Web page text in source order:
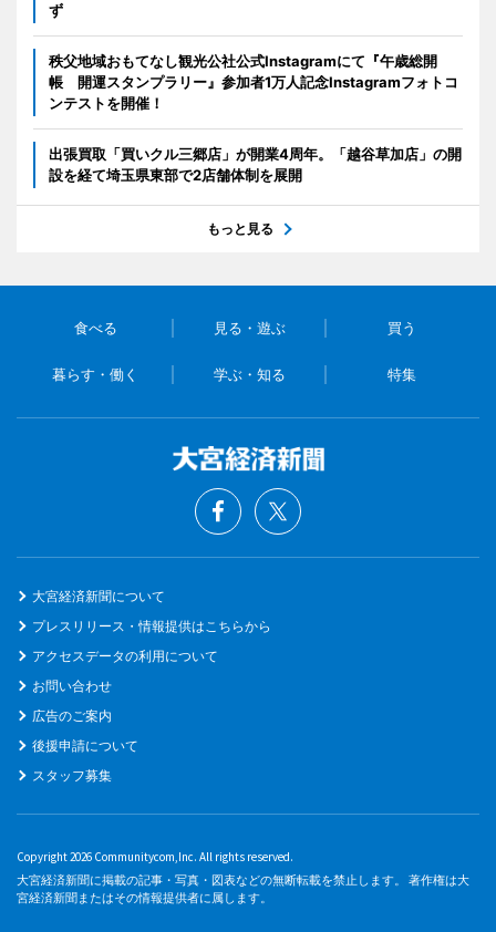
ず
秩父地域おもてなし観光公社公式Instagramにて『午歳総開
帳 開運スタンプラリー』参加者1万人記念Instagramフォトコ
ンテストを開催！
出張買取「買いクル三郷店」が開業4周年。「越谷草加店」の開
設を経て埼玉県東部で2店舗体制を展開
もっと見る
食べる 見る・遊ぶ 買う
暮らす・働く 学ぶ・知る 特集
大宮経済新聞について
プレスリリース・情報提供はこちらから
アクセスデータの利用について
お問い合わせ
広告のご案内
後援申請について
スタッフ募集
Copyright 2026 Communitycom,Inc. All rights reserved.
大宮経済新聞に掲載の記事・写真・図表などの無断転載を禁止します。 著作権は大
宮経済新聞またはその情報提供者に属します。